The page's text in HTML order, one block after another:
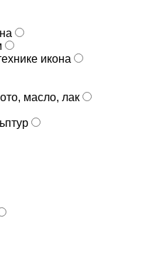
икона
масло, лак